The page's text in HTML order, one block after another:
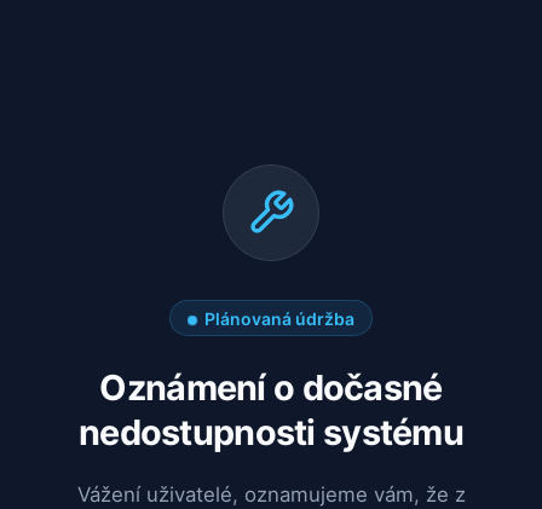
Plánovaná údržba
Oznámení o dočasné
nedostupnosti systému
Vážení uživatelé, oznamujeme vám, že z